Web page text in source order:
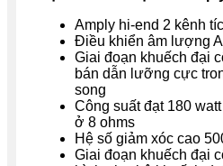
Amply hi-end 2 kênh
Điều khiển âm lượng
Giai đoạn khuếch đại
bán dẫn lưỡng cực
song
Công suất đạt 180
ở 8 ohms
Hệ số giảm xóc cao
Giai đoạn khuếch đại